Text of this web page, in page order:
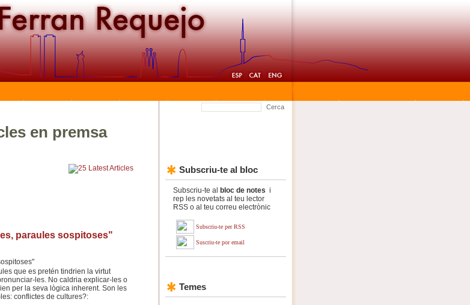
en premsa
Cerca
paraules sospitoses"
que es pretén tindrien la virtut
les. No caldria explicar-les o
per la seva lògica inherent. Son les
conflictes de cultures?:
Subscriu-te al bloc
Subscriu-te al bloc de notes i
rep les novetats al teu lector
RSS o al teu correu electrònic
Subscriu-te per RSS
Suscriu-te por email
Temes